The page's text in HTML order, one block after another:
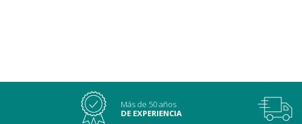
Más de 50 años
DE EXPERIENCIA